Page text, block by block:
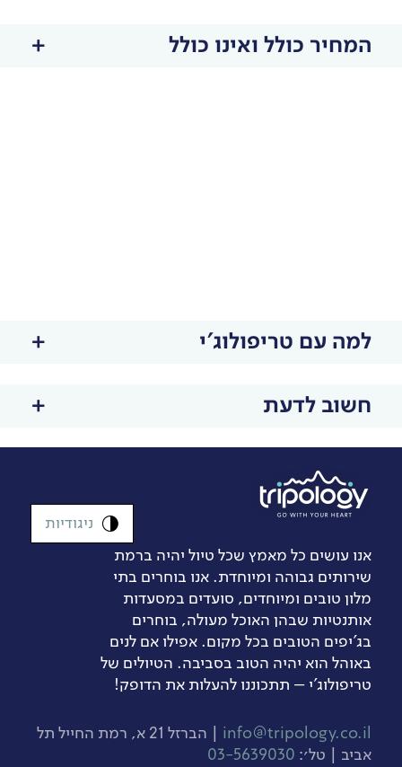
המחיר כולל ואינו כולל
למה עם טריפולוג'י
חשוב לדעת
אנו עושים כל מאמץ שכל טיול יהיה ברמת
שירותים גבוהה ומיוחדת. אנו בוחרים בתי
מלון טובים ומיוחדים, סועדים במסעדות
אותנטיות שבהן האוכל מעולה, בוחרים
בג’יפים הטובים בכל מקום. אפילו אם לנים
באוהל הוא יהיה הטוב בסביבה. הטיולים של
טריפולוג'י – תתכוננו להעלות את הדופק!
info@tripology.co.il
| הברזל 21 א, רמת החייל תל
אביב | טל׳: 03-5639030
ניגודיות